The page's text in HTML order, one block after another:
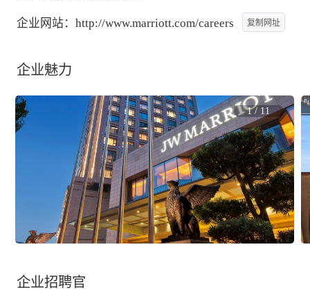
企业网站： http://www.marriott.com/careers 复制网址
企业魅力
1/ 11
企业招聘官